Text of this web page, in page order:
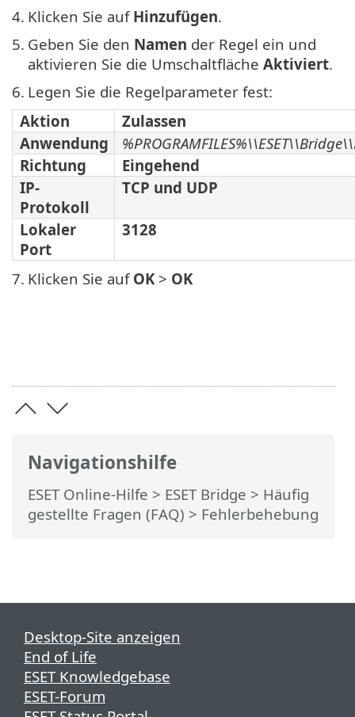
Navigationshilfe
ESET Online-Hilfe > ESET Bridge > Häufig
gestellte Fragen (FAQ) > Fehlerbehebung
4. Klicken Sie auf Hinzufügen.
5. Geben Sie den Namen der Regel ein und
aktivieren Sie die Umschaltfläche Aktiviert.
6. Legen Sie die Regelparameter fest:
Aktion
Zulassen
Anwendung
Richtung
Eingehend
IP-
Protokoll
TCP und UDP
Lokaler
Port
3128
7. Klicken Sie auf OK> OK
Desktop-Site anzeigen
End of Life
ESET Knowledgebase
ESET-Forum